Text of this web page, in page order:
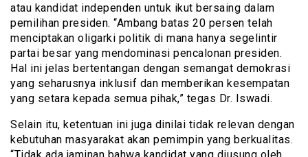
atau kandidat independen untuk ikut bersaing dalam
pemilihan presiden. “Ambang batas 20 persen telah
menciptakan oligarki politik di mana hanya segelintir
partai besar yang mendominasi pencalonan presiden.
Hal ini jelas bertentangan dengan semangat demokrasi
yang seharusnya inklusif dan memberikan kesempatan
yang setara kepada semua pihak,” tegas Dr. Iswadi.
Selain itu, ketentuan ini juga dinilai tidak relevan dengan
kebutuhan masyarakat akan pemimpin yang berkualitas.
“Tidak ada jaminan bahwa kandidat yang diusung oleh